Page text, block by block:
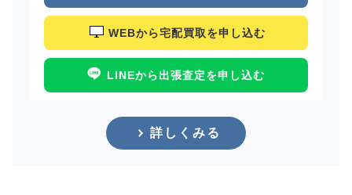
WEBから宅配買取を申し込む
LINEから出張査定を申し込む
詳しくみる